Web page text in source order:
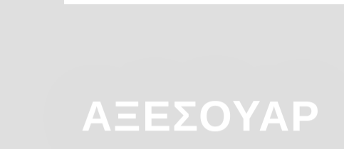
ΑΞΕΣΟΥΆΡ